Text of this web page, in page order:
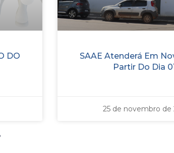
DO
SAAE Atenderá Em
Partir Do Dia
25 de novembro de